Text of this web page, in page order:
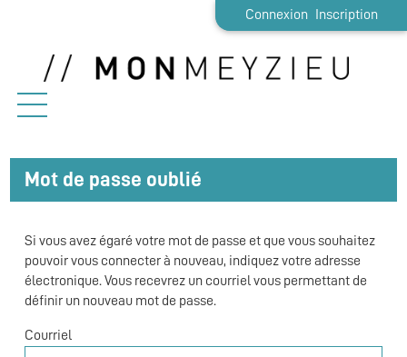
Connexion Inscription
Démarches
Etat-civil
Emploi / Stage
Vie pratique
Mot de passe oublié
Si vous avez égaré votre mot de passe et que vous souhaitez
pouvoir vous connecter à nouveau, indiquez votre adresse
électronique. Vous recevrez un courriel vous permettant de
définir un nouveau mot de passe.
Courriel